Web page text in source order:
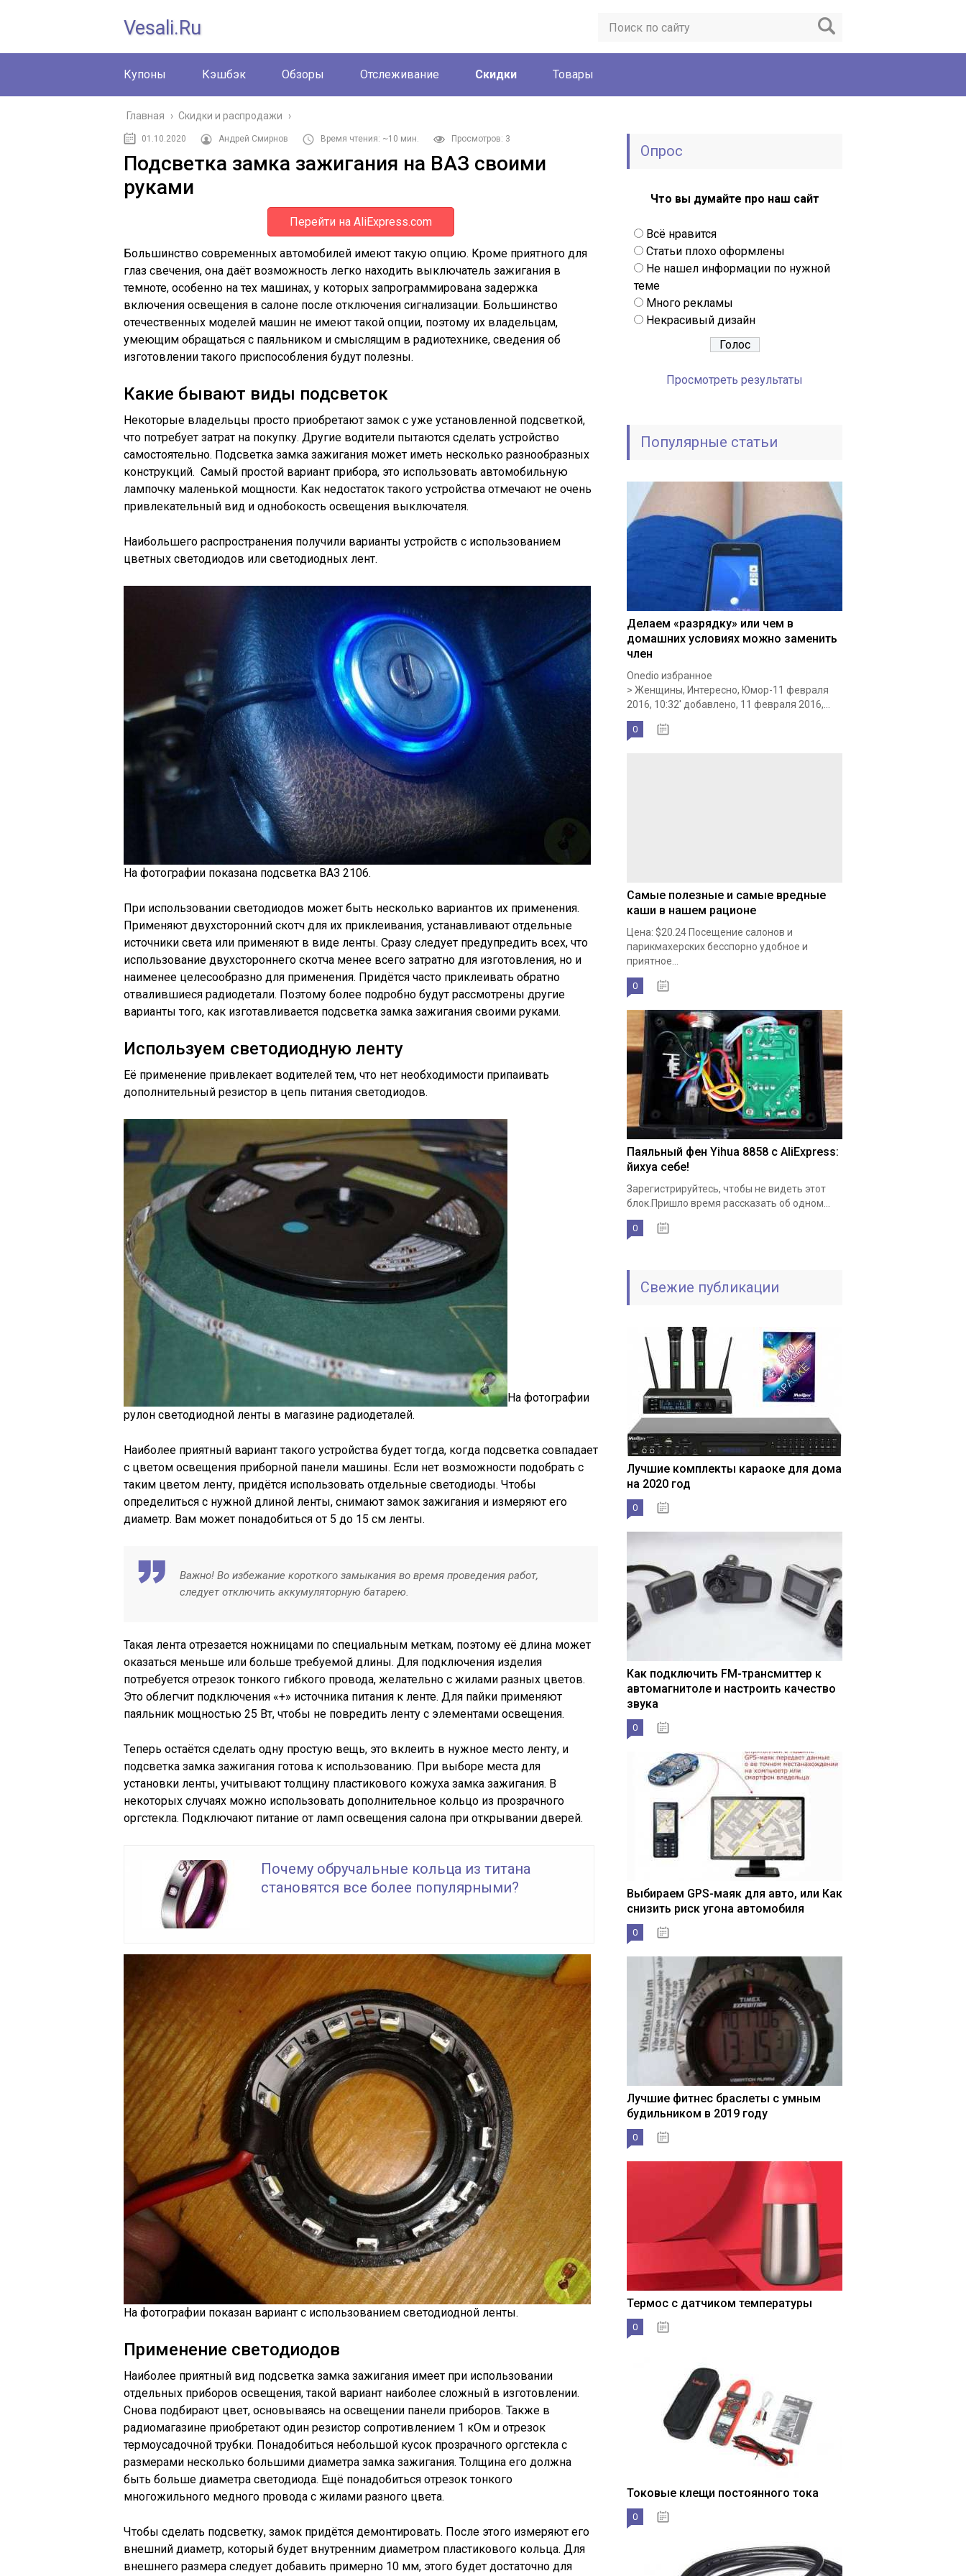
Vesali.ru
Купоны Кэшбэк Обзоры Отслеживание Скидки Товары
Главная › Скидки и распродажи ›
01.10.2020 Андрей Смирнов Время чтения: ~10 мин. Просмотров: 3
Подсветка замка зажигания на ВАЗ своими
руками
Перейти на AliExpress.com
Большинство современных автомобилей имеют такую опцию. Кроме приятного для
глаз свечения, она даёт возможность легко находить выключатель зажигания в
темноте, особенно на тех машинах, у которых запрограммирована задержка
включения освещения в салоне после отключения сигнализации. Большинство
отечественных моделей машин не имеют такой опции, поэтому их владельцам,
умеющим обращаться с паяльником и смыслящим в радиотехнике, сведения об
изготовлении такого приспособления будут полезны.
Какие бывают виды подсветок
Некоторые владельцы просто приобретают замок с уже установленной подсветкой,
что потребует затрат на покупку. Другие водители пытаются сделать устройство
самостоятельно. Подсветка замка зажигания может иметь несколько разнообразных
конструкций. Самый простой вариант прибора, это использовать автомобильную
лампочку маленькой мощности. Как недостаток такого устройства отмечают не очень
привлекательный вид и однобокость освещения выключателя.
Наибольшего распространения получили варианты устройств с использованием
цветных светодиодов или светодиодных лент.
На фотографии показана подсветка ВАЗ 2106.
При использовании светодиодов может быть несколько вариантов их применения.
Применяют двухсторонний скотч для их приклеивания, устанавливают отдельные
источники света или применяют в виде ленты. Сразу следует предупредить всех, что
использование двухстороннего скотча менее всего затратно для изготовления, но и
наименее целесообразно для применения. Придётся часто приклеивать обратно
отвалившиеся радиодетали. Поэтому более подробно будут рассмотрены другие
варианты того, как изготавливается подсветка замка зажигания своими руками.
Используем светодиодную ленту
Её применение привлекает водителей тем, что нет необходимости припаивать
дополнительный резистор в цепь питания светодиодов.
На фотографии
рулон светодиодной ленты в магазине радиодеталей.
Наиболее приятный вариант такого устройства будет тогда, когда подсветка совпадает
с цветом освещения приборной панели машины. Если нет возможности подобрать с
таким цветом ленту, придётся использовать отдельные светодиоды. Чтобы
определиться с нужной длиной ленты, снимают замок зажигания и измеряют его
диаметр. Вам может понадобиться от 5 до 15 см ленты.
Важно! Во избежание короткого замыкания во время проведения работ,
следует отключить аккумуляторную батарею.
Такая лента отрезается ножницами по специальным меткам, поэтому её длина может
оказаться меньше или больше требуемой длины. Для подключения изделия
потребуется отрезок тонкого гибкого провода, желательно с жилами разных цветов.
Это облегчит подключения «+» источника питания к ленте. Для пайки применяют
паяльник мощностью 25 Вт, чтобы не повредить ленту с элементами освещения.
Теперь остаётся сделать одну простую вещь, это вклеить в нужное место ленту, и
подсветка замка зажигания готова к использованию. При выборе места для
установки ленты, учитывают толщину пластикового кожуха замка зажигания. В
некоторых случаях можно использовать дополнительное кольцо из прозрачного
оргстекла. Подключают питание от ламп освещения салона при открывании дверей.
Почему обручальные кольца из титана
становятся все более популярными?
На фотографии показан вариант с использованием светодиодной ленты.
Применение светодиодов
Наиболее приятный вид подсветка замка зажигания имеет при использовании
отдельных приборов освещения, такой вариант наиболее сложный в изготовлении.
Снова подбирают цвет, основываясь на освещении панели приборов. Также в
радиомагазине приобретают один резистор сопротивлением 1 кОм и отрезок
термоусадочной трубки. Понадобиться небольшой кусок прозрачного оргстекла с
размерами несколько большими диаметра замка зажигания. Толщина его должна
быть больше диаметра светодиода. Ещё понадобиться отрезок тонкого
многожильного медного провода с жилами разного цвета.
Чтобы сделать подсветку, замок придётся демонтировать. После этого измеряют его
внешний диаметр, который будет внутренним диаметром пластикового кольца. Для
внешнего размера следует добавить примерно 10 мм, этого будет достаточно для
Опрос
Что вы думайте про наш сайт
Всё нравится
Статьи плохо оформлены
Не нашел информации по нужной
теме
Много рекламы
Некрасивый дизайн
Просмотреть результаты
Популярные статьи
Делаем «разрядку» или чем в
домашних условиях можно заменить
член
Onedio избранное
> Женщины, Интересно, Юмор-11 февраля
2016, 10:32' добавлено, 11 февраля 2016,...
0
Самые полезные и самые вредные
каши в нашем рационе
Цена: $20.24 Посещение салонов и
парикмахерских бесспорно удобное и
приятное...
0
Паяльный фен Yihua 8858 с AliExpress:
йихуа себе!
Зарегистрируйтесь, чтобы не видеть этот
блок.Пришло время рассказать об одном...
0
Свежие публикации
Лучшие комплекты караоке для дома
на 2020 год
0
Как подключить FM-трансмиттер к
автомагнитоле и настроить качество
звука
0
Выбираем GPS-маяк для авто, или Как
снизить риск угона автомобиля
0
Лучшие фитнес браслеты с умным
будильником в 2019 году
0
Термос с датчиком температуры
0
Токовые клещи постоянного тока
0